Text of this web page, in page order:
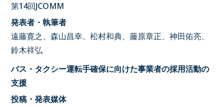
第14回JCOMM
発表者・執筆者
遠藤寛之、森山昌幸、松村和典、藤原章正、神田佑亮、
鈴木祥弘
バス・タクシー運転手確保に向けた事業者の採用活動の
支援
投稿・発表媒体